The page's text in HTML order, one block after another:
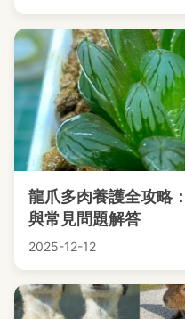
龍爪多肉養護全攻略
與常見問題解答
2025-12-12